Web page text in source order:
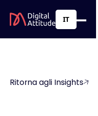
IT
Ritorna agli Insights